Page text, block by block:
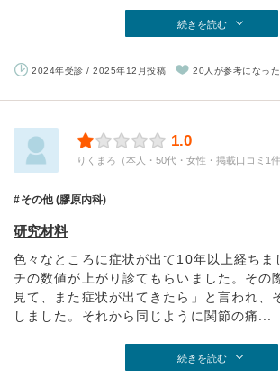
続きを読む
2024年受診 / 2025年12月投稿 20人が参考になった
1.0
りくまろ（本人・50代・女性・掲載口コミ1件
その他 (膠原内科)
研究材料
色々なところに症状が出て10年以上経ちま
チの数値が上がり診てもらいました。その
見て、また症状が出てきたら」と言われ、
しました。それから同じように関節の痛...
続きを読む